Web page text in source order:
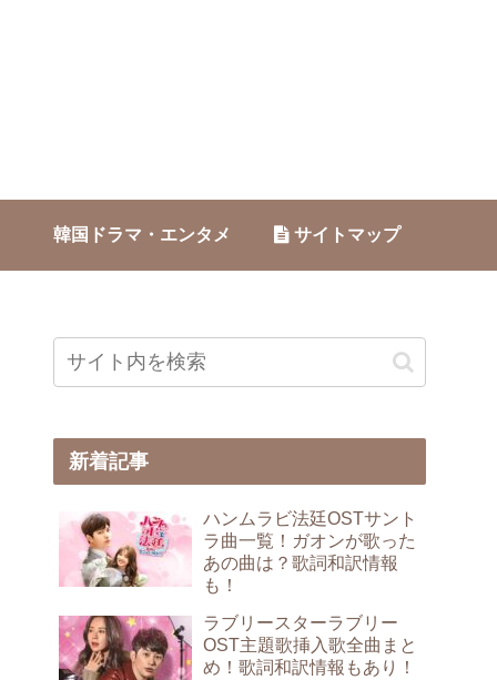
韓国ドラマ・エンタメ サイトマップ
新着記事
ハンムラビ法廷OSTサント
ラ曲一覧！ガオンが歌った
あの曲は？歌詞和訳情報
も！
ラブリースターラブリー
OST主題歌挿入歌全曲まと
め！歌詞和訳情報もあり！